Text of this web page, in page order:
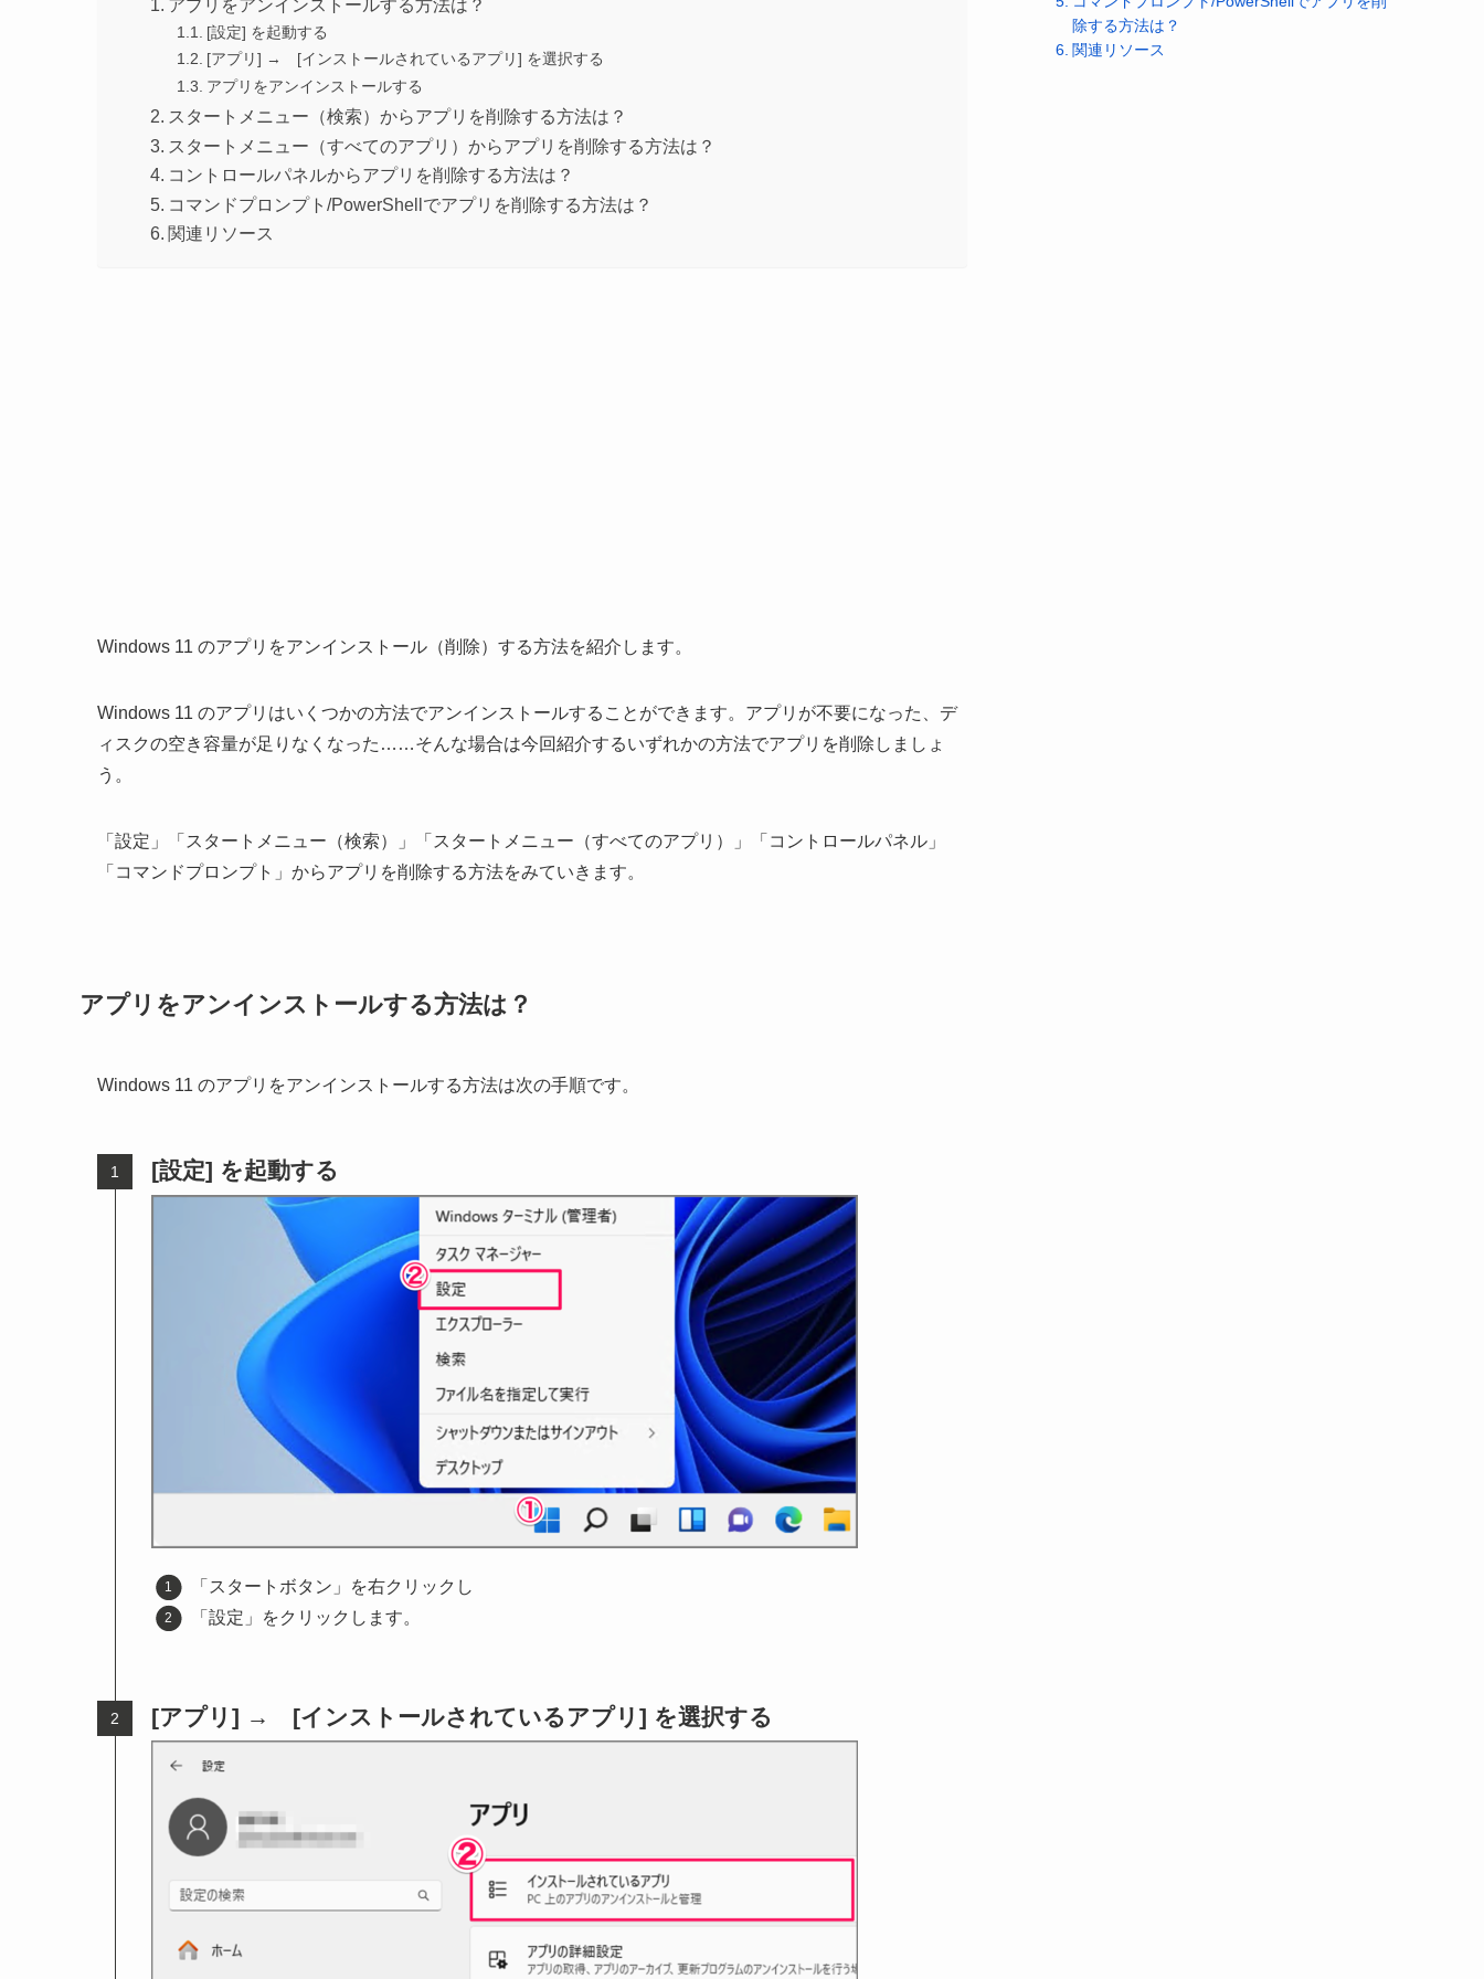
アプリをアンインストールする方法は？
[設定] を起動する
[アプリ] → [インストールされているアプリ] を選択する
アプリをアンインストールする
スタートメニュー（検索）からアプリを削除する方法は？
スタートメニュー（すべてのアプリ）からアプリを削除する方法は？
コントロールパネルからアプリを削除する方法は？
コマンドプロンプト/PowerShellでアプリを削除する方法は？
関連リソース
Windows 11 のアプリをアンインストール（削除）する方法を紹介します。
Windows 11 のアプリはいくつかの方法でアンインストールすることができます。アプリが不要になった、デ
ィスクの空き容量が足りなくなった……そんな場合は今回紹介するいずれかの方法でアプリを削除しましょ
う。
「設定」「スタートメニュー（検索）」「スタートメニュー（すべてのアプリ）」「コントロールパネル」
「コマンドプロンプト」からアプリを削除する方法をみていきます。
アプリをアンインストールする方法は？
Windows 11 のアプリをアンインストールする方法は次の手順です。
[設定] を起動する
「スタートボタン」を右クリックし
「設定」をクリックします。
[アプリ] → [インストールされているアプリ] を選択する
除する方法は？
関連リソース